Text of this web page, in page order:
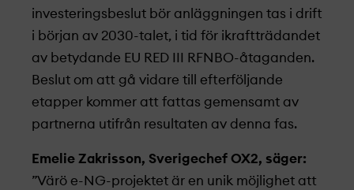
investerings­beslut bör anläggningen tas i drift
i början av 2030-talet, i tid för ikraftträdandet
av betydande EU RED III RFNBO-åtaganden.
Beslut om att gå vidare till efterföljande
etapper kommer att fattas gemensamt av
partnerna utifrån resultaten av denna fas.
Emelie Zakrisson, Sverigechef OX2, säger:
”Värö e-NG-projekt­et är en unik möjlighet att